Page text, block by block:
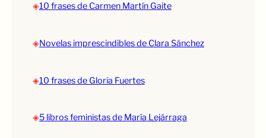
◈10 frases de Carmen Martín Gaite
◈Novelas imprescindibles de Clara Sánchez
◈10 frases de Gloria Fuertes
◈5 libros feministas de María Lejárraga